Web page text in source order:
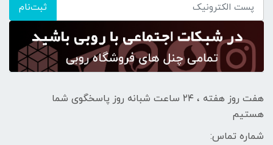
ثبت‌نام
هفت روز هفته ، ۲۴ ساعت شبانه‌ روز پاسخگوی شما
هستیم
شماره تماس: